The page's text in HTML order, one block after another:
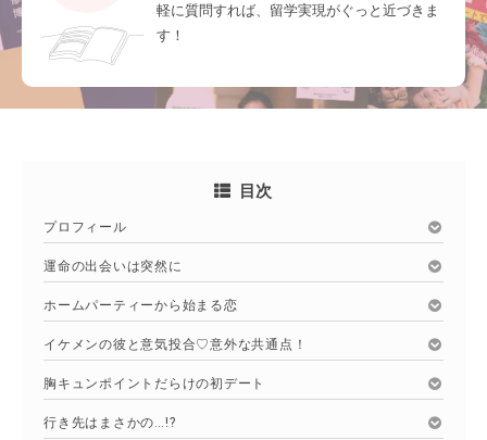
軽に質問すれば、留学実現がぐっと近づきま
す！
目次
プロフィール
運命の出会いは突然に
ホームパーティーから始まる恋
イケメンの彼と意気投合♡意外な共通点！
胸キュンポイントだらけの初デート
行き先はまさかの…!?